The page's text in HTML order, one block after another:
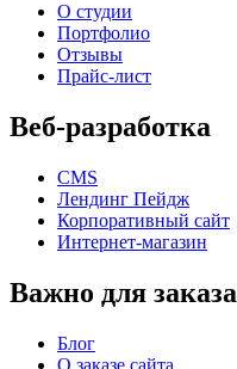
О студии
Портфолио
Отзывы
Прайс-лист
Веб-разработка
CMS
Лендинг Пейдж
Корпоративный сайт
Интернет-магазин
Важно для заказа
Блог
О заказе сайта